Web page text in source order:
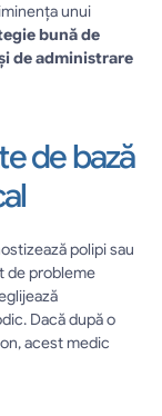
unui
bună de
de administrare
de bază
polipi sau
de probleme
Dacă după o
acest medic